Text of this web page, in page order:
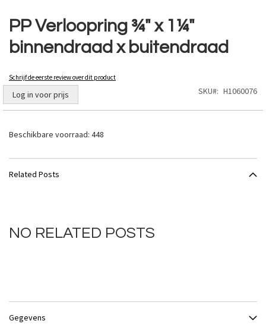
PP Verloopring ¾" x 1¼"
binnendraad x buitendraad
Schrijf de eerste review over dit product
Log in voor prijs SKU H1060076
Beschikbare voorraad: 448
naar
het
begin
van
afbeeldingen-
gallerij
Related Posts
NO RELATED POSTS
Gegevens